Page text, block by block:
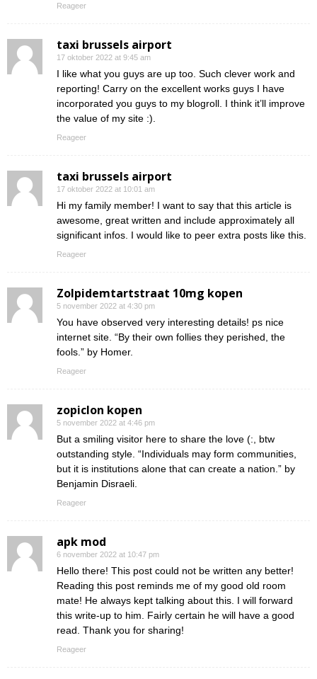
Reageer
taxi brussels airport
17 oktober 2022 at 9:45 am
I like what you guys are up too. Such clever work and
reporting! Carry on the excellent works guys I have
incorporated you guys to my blogroll. I think it’ll improve
the value of my site :).
Reageer
taxi brussels airport
17 oktober 2022 at 10:01 am
Hi my family member! I want to say that this article is
awesome, great written and include approximately all
significant infos. I would like to peer extra posts like this.
Reageer
Zolpidemtartstraat 10mg kopen
5 november 2022 at 4:30 pm
You have observed very interesting details! ps nice
internet site. “By their own follies they perished, the
fools.” by Homer.
Reageer
zopiclon kopen
5 november 2022 at 4:46 pm
But a smiling visitor here to share the love (:, btw
outstanding style. “Individuals may form communities,
but it is institutions alone that can create a nation.” by
Benjamin Disraeli.
Reageer
apk mod
6 november 2022 at 10:47 pm
Hello there! This post could not be written any better!
Reading this post reminds me of my good old room
mate! He always kept talking about this. I will forward
this write-up to him. Fairly certain he will have a good
read. Thank you for sharing!
Reageer